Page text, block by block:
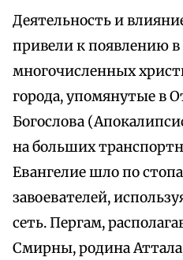
Деятельность и
привели к появлению
многочисленных
города, упомянутые в
Богослова
на больших
Евангелие шло по
завоевателей,
сеть. Пергам,
Смирны, родина